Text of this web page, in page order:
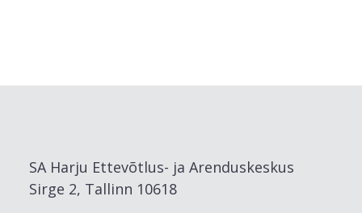
SA Harju Ettevõtlus- ja Arenduskeskus
Sirge 2, Tallinn 10618